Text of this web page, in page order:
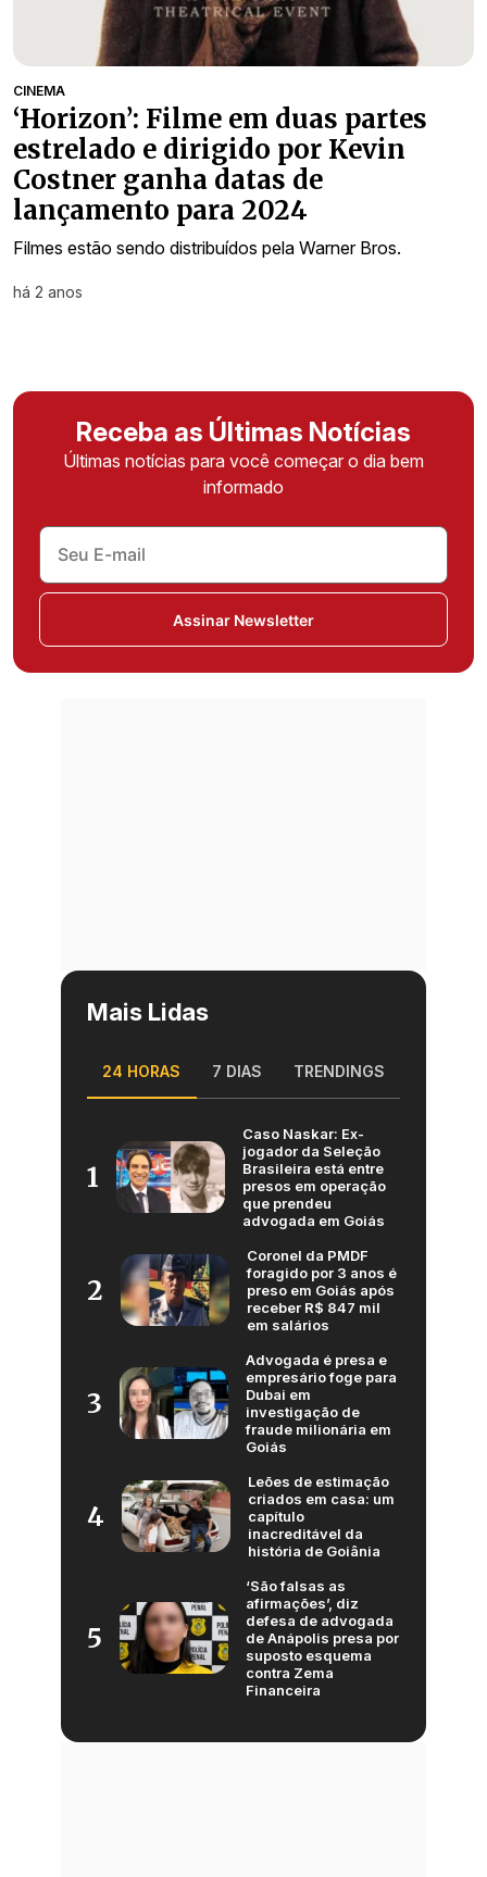
CINEMA
‘Horizon’: Filme em duas partes
estrelado e dirigido por Kevin
Costner ganha datas de
lançamento para 2024
Filmes estão sendo distribuídos pela Warner Bros.
há 2 anos
Receba as Últimas Notícias
Últimas notícias para você começar o dia bem
informado
Assinar Newsletter
Mais Lidas
24 HORAS 7 DIAS TRENDINGS
1
Caso Naskar: Ex-
jogador da Seleção
Brasileira está entre
presos em operação
que prendeu
advogada em Goiás
2
Coronel da PMDF
foragido por 3 anos é
preso em Goiás após
receber R$ 847 mil
em salários
3
Advogada é presa e
empresário foge para
Dubai em
investigação de
fraude milionária em
Goiás
4
Leões de estimação
criados em casa: um
capítulo
inacreditável da
história de Goiânia
5
‘São falsas as
afirmações’, diz
defesa de advogada
de Anápolis presa por
suposto esquema
contra Zema
Financeira